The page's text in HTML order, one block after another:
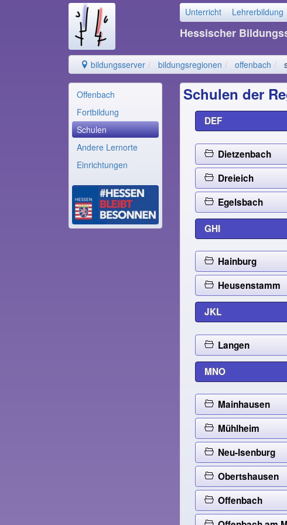
Unterricht Lehrerbildung
Hessischer
bildungsserver bildungsregionen offenbach
Offenbach
Fortbildung
Schulen
Andere Lernorte
Einrichtungen
Schulen der
DEF
Dietzenbach
Dreieich
Egelsbach
GHI
Hainburg
Heusenstamm
JKL
Langen
MNO
Mainhausen
Mühlheim
Neu-Isenburg
Obertshausen
Offenbach